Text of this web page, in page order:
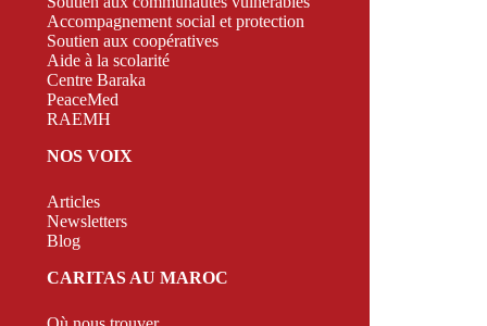
Accompagnement social et protection
Soutien aux coopératives
Aide à la scolarité
Centre Baraka
PeaceMed
RAEMH
NOS VOIX
Articles
Newsletters
Blog
CARITAS AU MAROC